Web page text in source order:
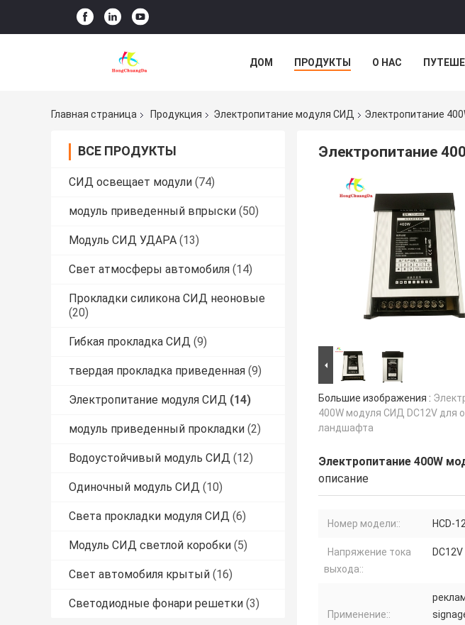
ДОМ ПРОДУКТЫ О НАС
Главная страница Продукция Электропитание модуля СИД Электропитание
ВСЕ ПРОДУКТЫ
СИД освещает модули (74)
модуль приведенный впрыски (50)
Модуль СИД УДАРА (13)
Свет атмосферы автомобиля (14)
Прокладки силикона СИД неоновые
(20)
Гибкая прокладка СИД (9)
твердая прокладка приведенная (9)
Электропитание модуля СИД (14)
модуль приведенный прокладки (2)
Водоустойчивый модуль СИД (12)
Одиночный модуль СИД (10)
Света прокладки модуля СИД (6)
Модуль СИД светлой коробки (5)
Свет автомобиля крытый (16)
Светодиодные фонари решетки (3)
Электропитание
Большие изображения :
400W модуля СИД DC12V для
ландшафта
Электропитание 400W
описание
Номер модели:: HCD-
Напряжение тока
выхода::
DC12V
Применение::